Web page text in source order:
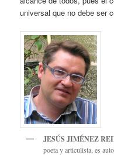
universal que no debe ser
JESÚS JIMÉNEZ
poeta y articulista, es